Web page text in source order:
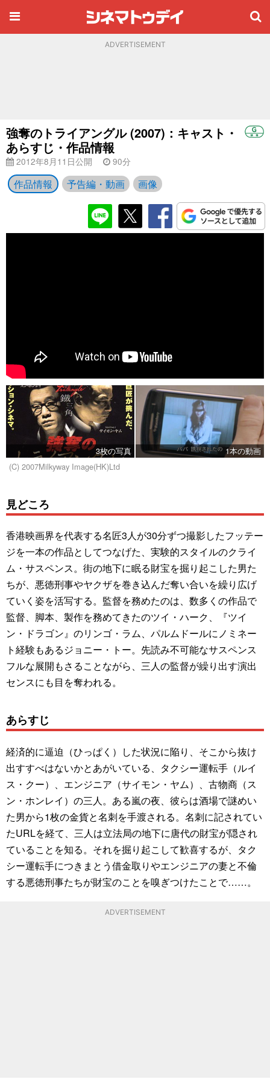
ADVERTISEMENT
強奪のトライアングル (2007)：キャスト・
あらすじ・作品情報
2012年8月11日公開 90分
作品情報 予告編・動画 画像
3枚の写真
1本の動画
(C) 2007Milkyway Image(HK)Ltd
見どころ
香港映画界を代表する名匠3人が30分ずつ撮影したフッテー
ジを一本の作品としてつなげた、実験的スタイルのクライ
ム・サスペンス。街の地下に眠る財宝を掘り起こした男た
ちが、悪徳刑事やヤクザを巻き込んだ奪い合いを繰り広げ
ていく姿を活写する。監督を務めたのは、数多くの作品で
監督、脚本、製作を務めてきたのツイ・ハーク、『ツイ
ン・ドラゴン』のリンゴ・ラム、パルムドールにノミネー
ト経験もあるジョニー・トー。先読み不可能なサスペンス
フルな展開もさることながら、三人の監督が繰り出す演出
センスにも目を奪われる。
あらすじ
経済的に逼迫（ひっぱく）した状況に陥り、そこから抜け
出すすべはないかとあがいている、タクシー運転手（ルイ
ス・クー）、エンジニア（サイモン・ヤム）、古物商（ス
ン・ホンレイ）の三人。ある嵐の夜、彼らは酒場で謎めい
た男から1枚の金貨と名刺を手渡される。名刺に記されてい
たURLを経て、三人は立法局の地下に唐代の財宝が隠され
ていることを知る。それを掘り起こして歓喜するが、タク
シー運転手につきまとう借金取りやエンジニアの妻と不倫
する悪徳刑事たちが財宝のことを嗅ぎつけたことで……。
ADVERTISEMENT